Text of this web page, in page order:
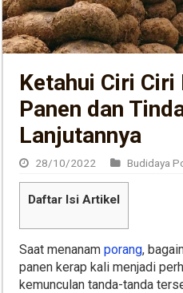
Ketahui Ciri Ciri
Panen dan
Lanjutannya
28/10/2022 Budidaya
Daftar Isi Artikel
Saat menanamporang,
panen kerap kali menjadi
kemunculan tanda-tanda